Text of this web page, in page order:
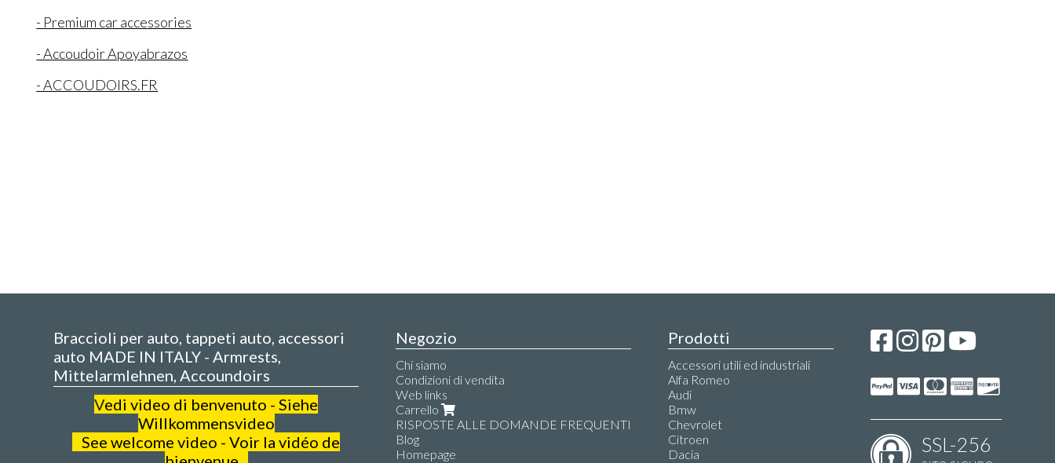
- Premium car accessories
- Accoudoir Apoyabrazos
- ACCOUDOIRS.FR
Braccioli per auto, tappeti auto, accessori
auto MADE IN ITALY - Armrests,
Mittelarmlehnen, Accoundoirs
Vedi video di benvenuto - Siehe
Willkommensvideo
See welcome video - Voir la vidéo de
Negozio
Chi siamo
Condizioni di vendita
Web links
Carrello
RISPOSTE ALLE DOMANDE FREQUENTI
Blog
Homepage
Prodotti
Accessori utili ed industriali
Alfa Romeo
Audi
Bmw
Chevrolet
Citroen
Dacia
SSL-256